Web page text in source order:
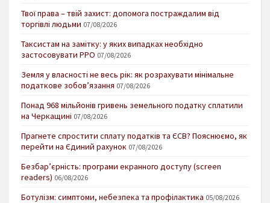
Твої права – твій захист: допомога постраждалим від
торгівлі людьми 07/08/2026
Таксистам на замітку: у яких випадках необхідно
застосовувати РРО 07/08/2026
Земля у власності не весь рік: як розрахувати мінімальне
податкове зобов’язання 07/08/2026
Понад 968 мільйонів гривень земельного податку сплатили
на Черкащині 07/08/2026
Прагнете спростити сплату податків та ЄСВ? Пояснюємо, як
перейти на Єдиний рахунок 07/08/2026
Безбар’єрність: програми екранного доступу (screen
readers) 06/08/2026
Ботулізм: симптоми, небезпека та профілактика 05/08/2026